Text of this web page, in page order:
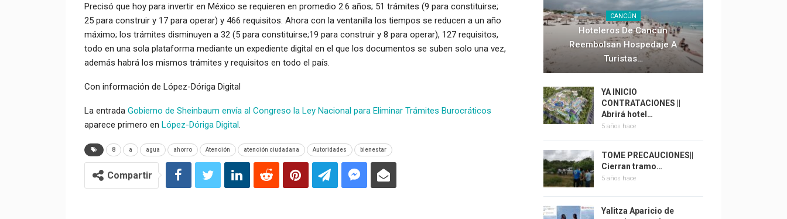
Precisó que hoy para invertir en México se requieren en promedio 2.6 años; 51 trámites (9 para constituirse;
25 para construir y 17 para operar) y 466 requisitos. Ahora con la ventanilla los tiempos se reducen a un año
máximo; los trámites disminuyen a 32 (5 para constituirse;19 para construir y 8 para operar), 127 requisitos,
todo en una sola plataforma mediante un expediente digital en el que los documentos se suben solo una vez,
además habrá los mismos trámites y requisitos en todo el país.
Con información de López-Dóriga Digital
La entrada Gobierno de Sheinbaum envía al Congreso la Ley Nacional para Eliminar Trámites Burocráticos
aparece primero en López-Dóriga Digital.
8 a agua ahorro Atención atención ciudadana Autoridades bienestar
Compartir
CANCÚN
Hoteleros De Cancún
Reembolsan Hospedaje A
Turistas…
YA INICIO
CONTRATACIONES ||
Abrirá hotel…
5 años hace
TOME PRECAUCIONES||
Cierran tramo…
5 años hace
Yalitza Aparicio de